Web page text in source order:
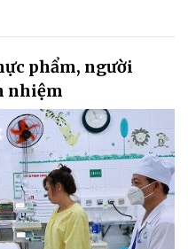
phẩm, người
nhiệm